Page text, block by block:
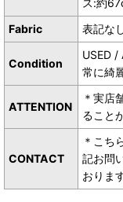
Fabric
表記な
Condition
USED /
常に綺
ATTENTION
＊実店
ること
CONTACT
＊こち
記お問
おりま